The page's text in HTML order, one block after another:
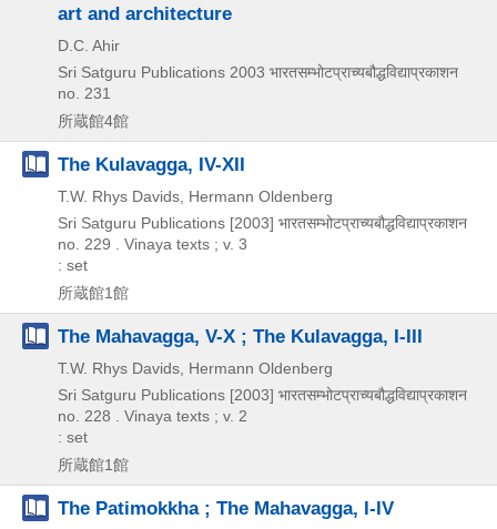
art and architecture
D.C. Ahir
Sri Satguru Publications 2003 भारतसम्भोटप्राच्यबौद्धविद्याप्रकाशन
no. 231
所蔵館4館
The Kulavagga, IV-XII
T.W. Rhys Davids, Hermann Oldenberg
Sri Satguru Publications [2003] भारतसम्भोटप्राच्यबौद्धविद्याप्रकाशन
no. 229 . Vinaya texts ; v. 3
: set
所蔵館1館
The Mahavagga, V-X ; The Kulavagga, I-III
T.W. Rhys Davids, Hermann Oldenberg
Sri Satguru Publications [2003] भारतसम्भोटप्राच्यबौद्धविद्याप्रकाशन
no. 228 . Vinaya texts ; v. 2
: set
所蔵館1館
The Patimokkha ; The Mahavagga, I-IV